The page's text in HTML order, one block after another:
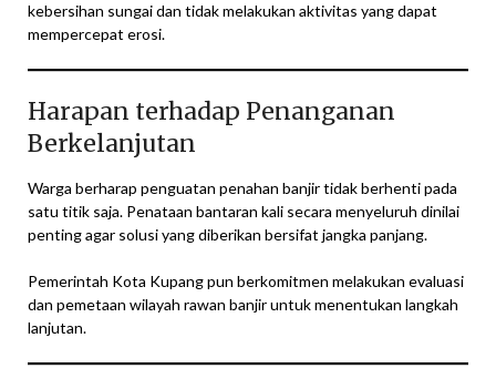
kebersihan sungai dan tidak melakukan aktivitas yang dapat
mempercepat erosi.
Harapan terhadap Penanganan
Berkelanjutan
Warga berharap penguatan penahan banjir tidak berhenti pada
satu titik saja. Penataan bantaran kali secara menyeluruh dinilai
penting agar solusi yang diberikan bersifat jangka panjang.
Pemerintah Kota Kupang pun berkomitmen melakukan evaluasi
dan pemetaan wilayah rawan banjir untuk menentukan langkah
lanjutan.